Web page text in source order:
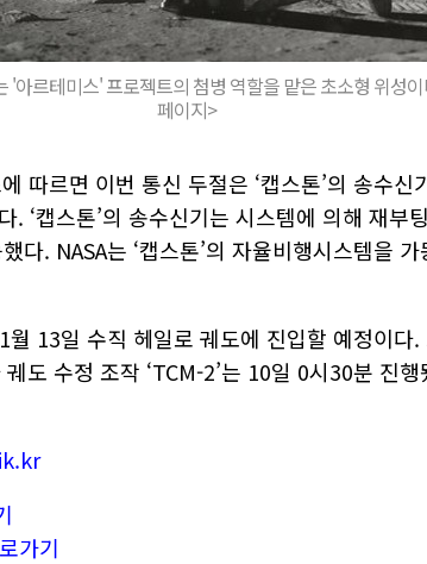
'아르테미스' 프로젝트의 첨병 역할을 맡은 초소형 위성
페이지>
따르면 이번 통신 두절은 ‘캡스톤’의 송수
. ‘캡스톤’의 송수신기는 시스템에 의해 재부
다. NASA는 ‘캡스톤’의 자율비행시스템을
월 13일 수직 헤일로 궤도에 진입할 예정이다
도 수정 조작 ‘TCM-2’는 10일 0시30분 진
가기